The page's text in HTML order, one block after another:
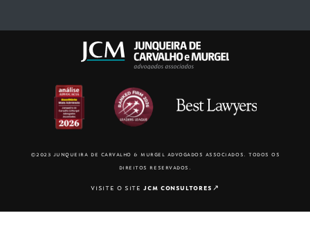
©2023 junqueira de carvalho & murgel advogados associados. todos os
direitos reservados.
visite o sitejcm consultores↗